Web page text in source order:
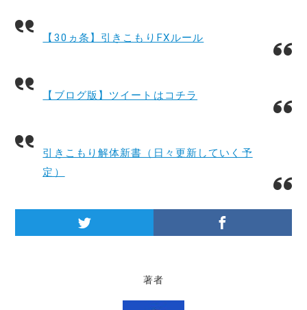
【30ヵ条】引きこもりFXルール
【ブログ版】ツイートはコチラ
引きこもり解体新書（日々更新していく予
定）
著者